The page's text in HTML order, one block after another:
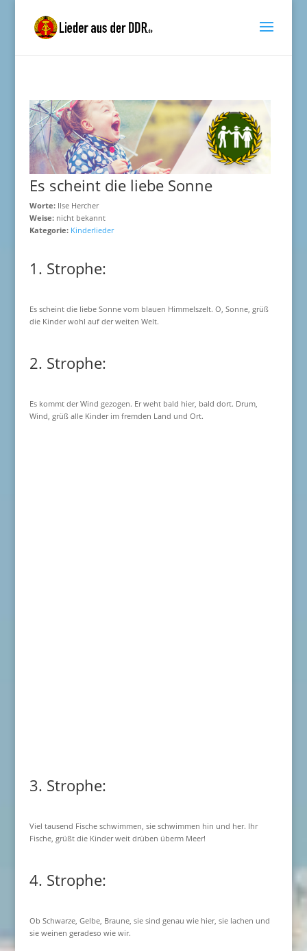
Es scheint die liebe Sonne
Worte:Ilse Hercher
Weise:nicht bekannt
Kategorie: Kinderlieder
1. Strophe:
Es scheint die liebe Sonne vom blauen Himmelszelt. O, Sonne, grüß
die Kinder wohl auf der weiten Welt.
2. Strophe:
Es kommt der Wind gezogen. Er weht bald hier, bald dort. Drum,
Wind, grüß alle Kinder im fremden Land und Ort.
3. Strophe:
Viel tausend Fische schwimmen, sie schwimmen hin und her. Ihr
Fische, grüßt die Kinder weit drüben überm Meer!
4. Strophe:
Ob Schwarze, Gelbe, Braune, sie sind genau wie hier, sie lachen und
sie weinen geradeso wie wir.